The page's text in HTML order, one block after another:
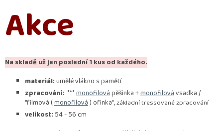
Akce
Na skladě už jen poslední 1 kus od každého.
materiál:umělé vlákno s pamětí
zpracování: ***monofilovápěšinka +monofilovávsadka /
"filmová (monofilová) ofinka",základní tressované zpracování
velikost: 54 - 56 cm